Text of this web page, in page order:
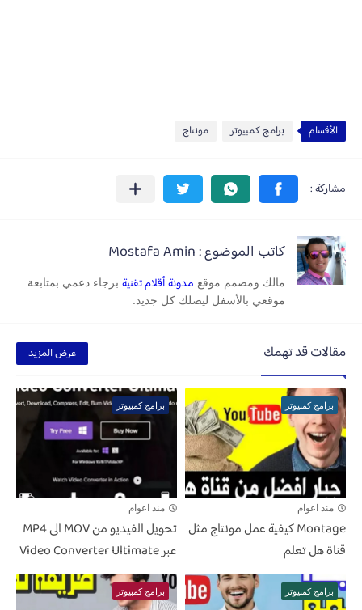
الأقسام برامج كمبيوتر مونتاج
كاتب الموضوع : Mostafa Amin
مالك ومصمم موقع مدونة أقلام تقنية برجاء دعمي بمتابعة
موقعي بالأسفل ليصلك كل جديد.
مقالات قد تهمك عرض المزيد
برامج كمبيوتر
منذ اعوام
Montage كيفية عمل مونتاج مثل
قناة هل تعلم
برامج كمبيوتر
منذ اعوام
تحويل الفيديو من MOV الى MP4
عبر Video Converter Ultimate
برامج كمبيوتر برامج كمبيوتر